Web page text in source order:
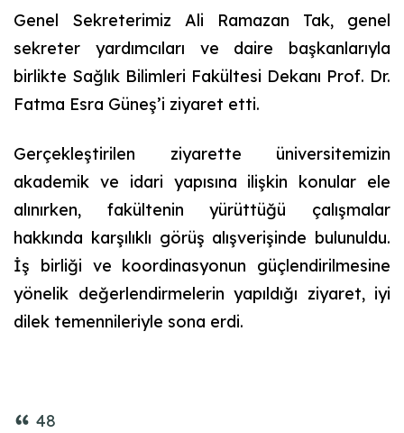
Genel Sekreterimiz Ali Ramazan Tak, genel
sekreter yardımcıları ve daire başkanlarıyla
birlikte Sağlık Bilimleri Fakültesi Dekanı Prof. Dr.
Fatma Esra Güneş’i ziyaret etti.
Gerçekleştirilen ziyarette üniversitemizin
akademik ve idari yapısına ilişkin konular ele
alınırken, fakültenin yürüttüğü çalışmalar
hakkında karşılıklı görüş alışverişinde bulunuldu.
İş birliği ve koordinasyonun güçlendirilmesine
yönelik değerlendirmelerin yapıldığı ziyaret, iyi
dilek temennileriyle sona erdi.
48